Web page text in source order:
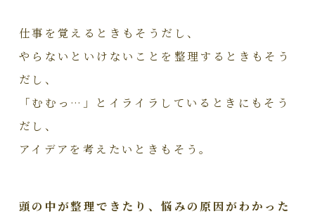
仕事を覚えるときもそうだし、
やらないといけないことを整理するときもそう
だし、
「むむっ…」とイライラしているときにもそう
だし、
アイデアを考えたいときもそう。
頭の中が整理できたり、悩みの原因がわかった